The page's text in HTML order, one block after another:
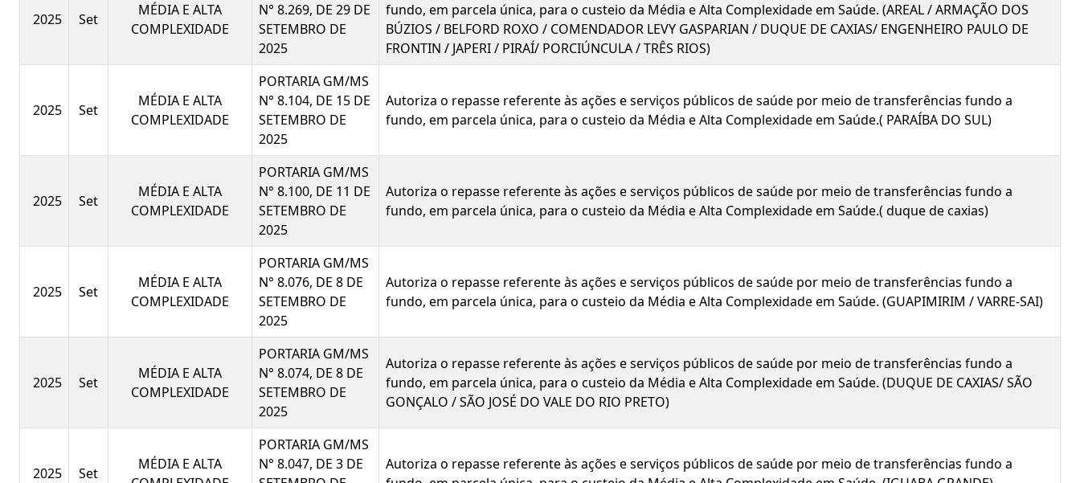
2025 Set
MÉDIA E ALTA
COMPLEXIDADE
N° 8.269, DE 29 DE
SETEMBRO DE
2025
fundo, em parcela única, para o custeio da Média e Alta Complexidade em Saúde. (AREAL / ARMAÇÃO DOS
BÚZIOS / BELFORD ROXO / COMENDADOR LEVY GASPARIAN / DUQUE DE CAXIAS/ ENGENHEIRO PAULO DE
FRONTIN / JAPERI / PIRAÍ/ PORCIÚNCULA / TRÊS RIOS)
2025 Set
MÉDIA E ALTA
COMPLEXIDADE
PORTARIA GM/MS
N° 8.104, DE 15 DE
SETEMBRO DE
2025
Autoriza o repasse referente às ações e serviços públicos de saúde por meio de transferências fundo a
fundo, em parcela única, para o custeio da Média e Alta Complexidade em Saúde.( PARAÍBA DO SUL)
2025 Set
MÉDIA E ALTA
COMPLEXIDADE
PORTARIA GM/MS
N° 8.100, DE 11 DE
SETEMBRO DE
2025
Autoriza o repasse referente às ações e serviços públicos de saúde por meio de transferências fundo a
fundo, em parcela única, para o custeio da Média e Alta Complexidade em Saúde.( duque de caxias)
2025 Set
MÉDIA E ALTA
COMPLEXIDADE
PORTARIA GM/MS
N° 8.076, DE 8 DE
SETEMBRO DE
2025
Autoriza o repasse referente às ações e serviços públicos de saúde por meio de transferências fundo a
fundo, em parcela única, para o custeio da Média e Alta Complexidade em Saúde. (GUAPIMIRIM / VARRE-SAI)
2025 Set
MÉDIA E ALTA
COMPLEXIDADE
PORTARIA GM/MS
N° 8.074, DE 8 DE
SETEMBRO DE
2025
Autoriza o repasse referente às ações e serviços públicos de saúde por meio de transferências fundo a
fundo, em parcela única, para o custeio da Média e Alta Complexidade em Saúde. (DUQUE DE CAXIAS/ SÃO
GONÇALO / SÃO JOSÉ DO VALE DO RIO PRETO)
2025 Set
MÉDIA E ALTA
PORTARIA GM/MS
N° 8.047, DE 3 DE
Autoriza o repasse referente às ações e serviços públicos de saúde por meio de transferências fundo a